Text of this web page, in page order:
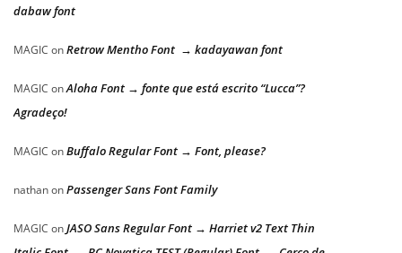
dabaw font
MAGIC onRetrow Mentho Font → kadayawan font
MAGIC onAloha Font → fonte que está escrito “Lucca”?
Agradeço!
MAGIC onBuffalo Regular Font → Font, please?
nathanonPassenger Sans Font Family
MAGIC onJASO Sans Regular Font → Harriet v2 Text Thin